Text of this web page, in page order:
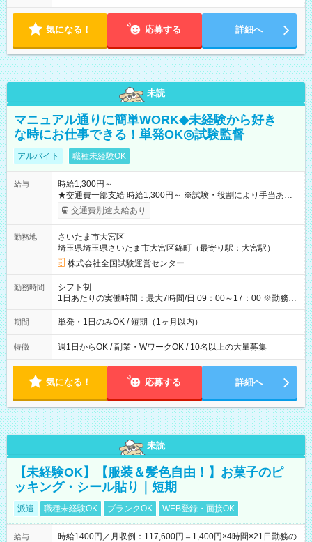
気になる！ 応募する 詳細へ
未読
マニュアル通りに簡単WORK◆未経験から好き
な時にお仕事できる！単発OK◎試験監督
アルバイト 職種未経験OK
給与
時給1,300円～
★交通費一部支給 時給1,300円～ ※試験・役割により手当あり
※勤務回数により昇給あり 【即給（前払い）オプションあ
り！】 希望される場合、勤務から1週間ほどで給与の一部を受け
例】 ・河合塾模擬試験 8:30～17:30（休憩1時間） 時給1,300円
×8時間＝日収10,400円＋交通費 ※当日の役割により時給＋100
円の場合あり ・国家試験 7:00～13:30（休憩なし） 時給1,300
円（役割手当＋100円）×6時間＝日収8,400円＋交通費 【試用期
間】試用期間なし
交通費別途支給あり
勤務地
さいたま市大宮区
埼玉県埼玉県さいたま市大宮区錦町（最寄り駅：大宮駅）
株式会社全国試験運営センター
勤務時間
シフト制
1日あたりの実働時間：最大7時間/日 09：00～17：00 ※勤務時
間は 試験により異なります。
期間 単発・1日のみOK / 短期（1ヶ月以内）
特徴 週1日からOK / 副業・WワークOK / 10名以上の大量募集
気になる！ 応募する 詳細へ
未読
【未経験OK】【服装＆髪色自由！】お菓子のピ
ッキング・シール貼り｜短期
派遣 職種未経験OK ブランクOK WEB登録・面接OK
給与
時給1400円／月収例：117,600円＝1,400円×4時間×21日勤務の